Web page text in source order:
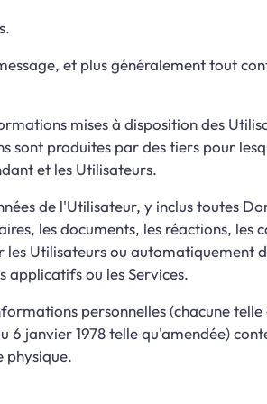
et plus généralement tout
mises à disposition des
sont produites par des tiers pour
et les Utilisateurs.
de l'Utilisateur, y inclus toutes
les documents, les réactions,
Utilisateurs ou automatiquement
applicatifs ou les Services.
personnelles (chacune
janvier 1978 telle qu'amendée)
physique.